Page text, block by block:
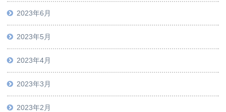
2023年6月
2023年5月
2023年4月
2023年3月
2023年2月